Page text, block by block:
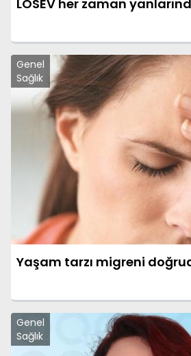
LÖSEV her zaman
Genel
Sağlık
Yaşam tarzı migreni
Genel
Sağlık